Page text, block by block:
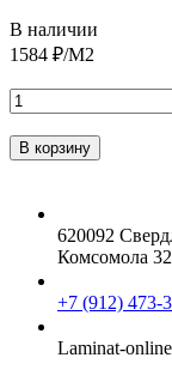
В наличии
1584 ₽/М2
620092
Комсомола
+7 (912) 473-
Laminat-